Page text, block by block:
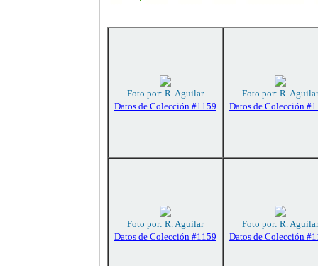
Foto por: R. Aguilar
Datos de Colección #1159
Foto por: R. Aguilar
Datos de Colección
Foto por: R. Aguilar
Datos de Colección #1159
Foto por: R. Aguilar
Datos de Colección